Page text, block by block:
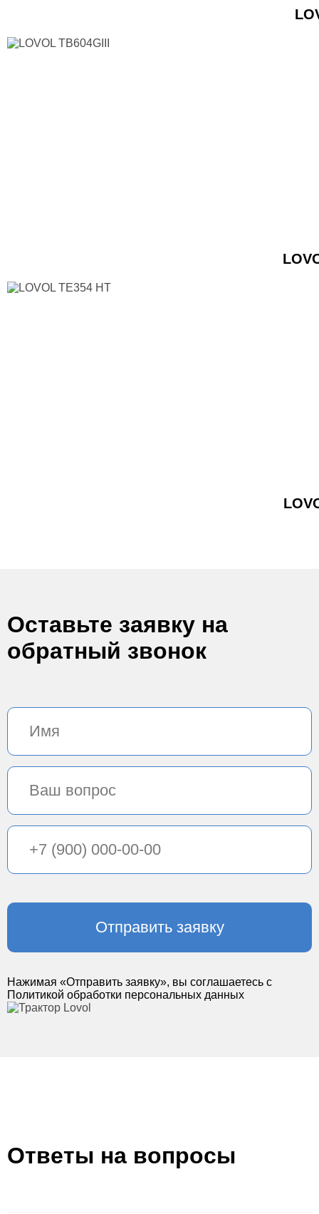
Оставьте заявку на
обратный звонок
Нажимая «Отправить заявку», вы соглашаетесь с
Политикой обработки персональных данных
Ответы на вопросы